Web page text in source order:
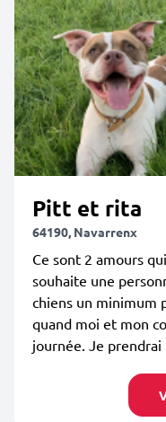
Pitt et rita
64190, Navarrenx
Ce sont 2 amours
souhaite une
chiens un minimum
quand moi et mon
journée. Je